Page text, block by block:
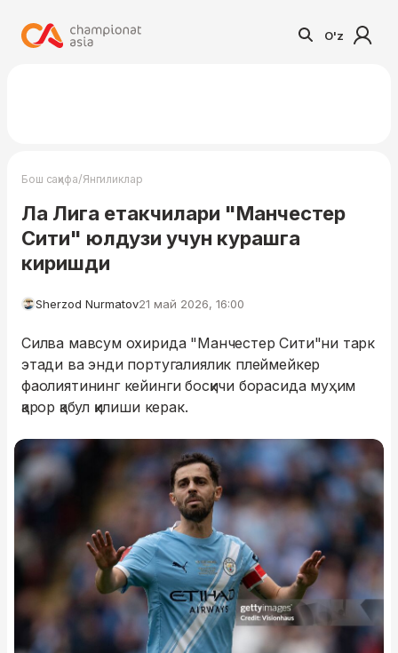
O'z
Бош саҳифа/Янгиликлар
Ла Лига етакчилари "Манчестер
Сити" юлдузи учун курашга
киришди
Sherzod Nurmatov21 май 2026, 16:00
Силва мавсум охирида "Манчестер Сити"ни тарк
этади ва энди португалиялик плеймейкер
фаолиятининг кейинги босқичи борасида муҳим
қарор қабул қилиши керак.